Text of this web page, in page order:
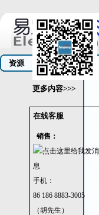
更多内容>>>
在线客服
销售：
手机：
86 186 8883-3005
（胡先生）
资源